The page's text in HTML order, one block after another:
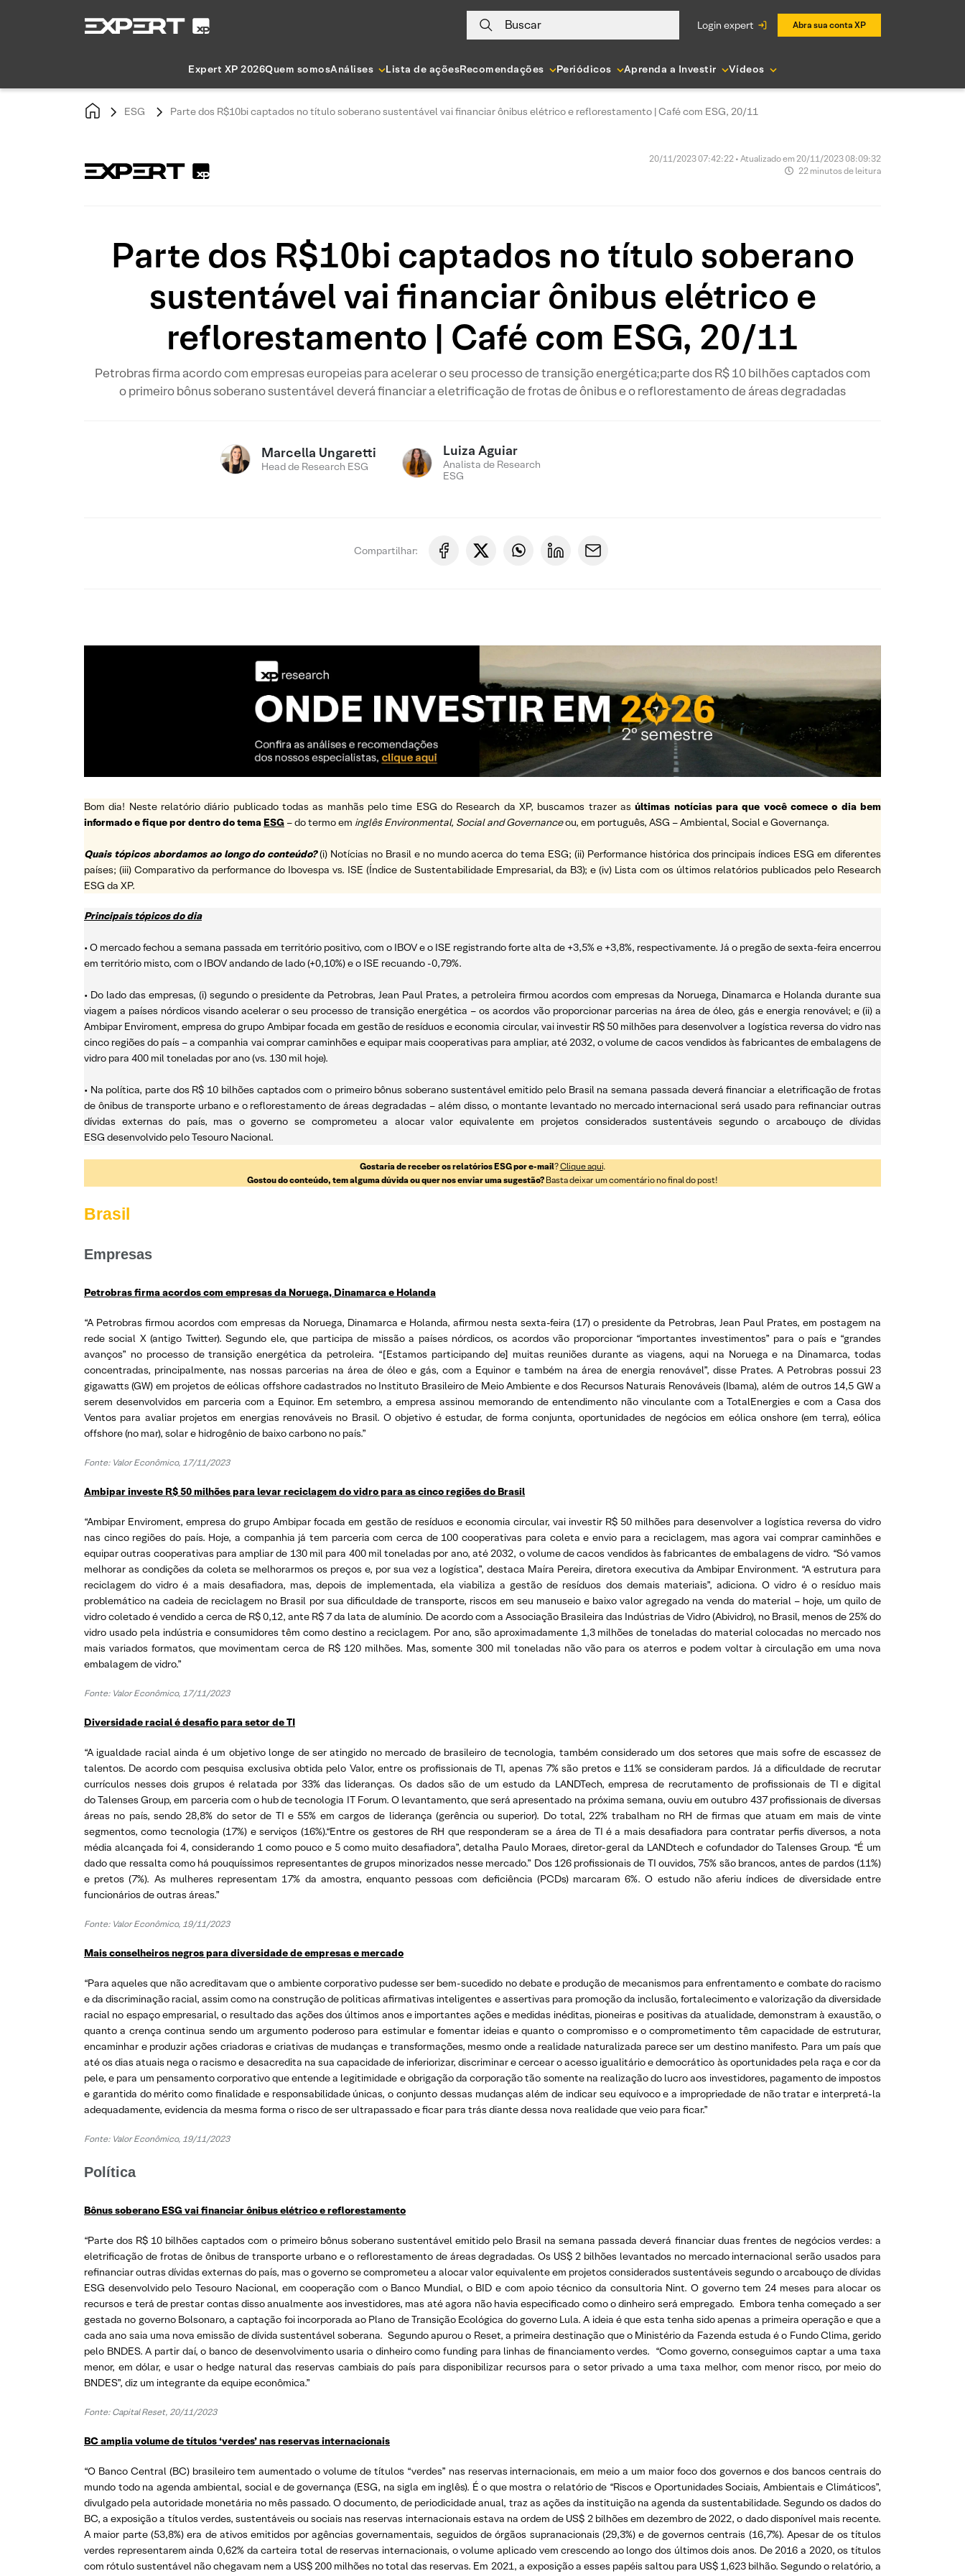
Buscar login expert Abra sua conta XP
Expert XP 2026Quem somosAnálises Lista de açõesRecomendações Periódicos Aprenda a Investir Vídeos
ESG Parte dos R$10bi captados no título soberano sustentável vai financiar ônibus elétrico e reflorestamento | Café com ESG, 20/11
20/11/2023 07:42:22 • Atualizado em 20/11/2023 08:09:32
22 minutos de leitura
Parte dos R$10bi captados no título soberano
sustentável vai financiar ônibus elétrico e
reflorestamento | Café com ESG, 20/11
Petrobras firma acordo com empresas europeias para acelerar o seu processo de transição energética;parte dos R$ 10 bilhões captados com
o primeiro bônus soberano sustentável deverá financiar a eletrificação de frotas de ônibus e o reflorestamento de áreas degradadas
Marcella Ungaretti
Head de Research ESG
Luiza Aguiar
Analista de Research
ESG
Compartilhar:
Bom dia! Neste relatório diário publicado todas as manhãs pelo time ESG do Research da XP, buscamos trazer asúltimas notícias para que você comece o dia bem
informado e fique por dentro do tema ESG – do termo em inglês Environmental, Social and Governanceou, em português, ASG – Ambiental, Social e Governança.
Quais tópicos abordamos ao longo do conteúdo? (i) Notícias no Brasil e no mundo acerca do tema ESG; (ii) Performance histórica dos principais índices ESG em diferentes
países; (iii) Comparativo da performance do Ibovespa vs. ISE (Índice de Sustentabilidade Empresarial, da B3); e (iv) Lista com os últimos relatórios publicados pelo Research
ESG da XP.
Principais tópicos do dia
• O mercado fechou a semana passada em território positivo, com o IBOV e o ISE registrando forte alta de +3,5% e +3,8%, respectivamente. Já o pregão de sexta-feira encerrou
em território misto, com o IBOV andando de lado (+0,10%) e o ISE recuando -0,79%.
• Do lado das empresas, (i) segundo o presidente da Petrobras, Jean Paul Prates, a petroleira firmou acordos com empresas da Noruega, Dinamarca e Holanda durante sua
viagem a países nórdicos visando acelerar o seu processo de transição energética – os acordos vão proporcionar parcerias na área de óleo, gás e energia renovável; e (ii) a
Ambipar Enviroment, empresa do grupo Ambipar focada em gestão de resíduos e economia circular, vai investir R$ 50 milhões para desenvolver a logística reversa do vidro nas
cinco regiões do país – a companhia vai comprar caminhões e equipar mais cooperativas para ampliar, até 2032, o volume de cacos vendidos às fabricantes de embalagens de
vidro para 400 mil toneladas por ano (vs. 130 mil hoje).
• Na política, parte dos R$ 10 bilhões captados com o primeiro bônus soberano sustentável emitido pelo Brasil na semana passada deverá financiar a eletrificação de frotas
de ônibus de transporte urbano e o reflorestamento de áreas degradadas – além disso, o montante levantado no mercado internacional será usado para refinanciar outras
dívidas externas do país, mas o governo se comprometeu a alocar valor equivalente em projetos considerados sustentáveis segundo o arcabouço de dívidas
ESG desenvolvido pelo Tesouro Nacional.
Gostaria de receber os relatórios ESG por e-mail?Clique aqui.
Gostou do conteúdo, tem alguma dúvida ou quer nos enviar uma sugestão? Basta deixar um comentário no final do post!
Brasil
Empresas
Petrobras firma acordos com empresas da Noruega, Dinamarca e Holanda
“A Petrobras firmou acordos com empresas da Noruega, Dinamarca e Holanda, afirmou nesta sexta-feira (17) o presidente da Petrobras, Jean Paul Prates, em postagem na
rede social X (antigo Twitter). Segundo ele, que participa de missão a países nórdicos, os acordos vão proporcionar “importantes investimentos” para o país e “grandes
avanços” no processo de transição energética da petroleira. “[Estamos participando de] muitas reuniões durante as viagens, aqui na Noruega e na Dinamarca, todas
concentradas, principalmente, nas nossas parcerias na área de óleo e gás, com a Equinor e também na área de energia renovável”, disse Prates. A Petrobras possui 23
gigawatts (GW) em projetos de eólicas offshore cadastrados no Instituto Brasileiro de Meio Ambiente e dos Recursos Naturais Renováveis (Ibama), além de outros 14,5 GW a
serem desenvolvidos em parceria com a Equinor. Em setembro, a empresa assinou memorando de entendimento não vinculante com a TotalEnergies e com a Casa dos
Ventos para avaliar projetos em energias renováveis no Brasil. O objetivo é estudar, de forma conjunta, oportunidades de negócios em eólica onshore (em terra), eólica
offshore (no mar), solar e hidrogênio de baixo carbono no país.”
Fonte: Valor Econômico, 17/11/2023
Ambipar investe R$ 50 milhões para levar reciclagem do vidro para as cinco regiões do Brasil
“Ambipar Enviroment, empresa do grupo Ambipar focada em gestão de resíduos e economia circular, vai investir R$ 50 milhões para desenvolver a logística reversa do vidro
nas cinco regiões do país. Hoje, a companhia já tem parceria com cerca de 100 cooperativas para coleta e envio para a reciclagem, mas agora vai comprar caminhões e
equipar outras cooperativas para ampliar de 130 mil para 400 mil toneladas por ano, até 2032, o volume de cacos vendidos às fabricantes de embalagens de vidro. “Só vamos
melhorar as condições da coleta se melhorarmos os preços e, por sua vez a logística”, destaca Maíra Pereira, diretora executiva da Ambipar Environment. “A estrutura para
reciclagem do vidro é a mais desafiadora, mas, depois de implementada, ela viabiliza a gestão de resíduos dos demais materiais”, adiciona. O vidro é o resíduo mais
problemático na cadeia de reciclagem no Brasil por sua dificuldade de transporte, riscos em seu manuseio e baixo valor agregado na venda do material – hoje, um quilo de
vidro coletado é vendido a cerca de R$ 0,12, ante R$ 7 da lata de alumínio. De acordo com a Associação Brasileira das Indústrias de Vidro (Abividro), no Brasil, menos de 25% do
vidro usado pela indústria e consumidores têm como destino a reciclagem. Por ano, são aproximadamente 1,3 milhões de toneladas do material colocadas no mercado nos
mais variados formatos, que movimentam cerca de R$ 120 milhões. Mas, somente 300 mil toneladas não vão para os aterros e podem voltar à circulação em uma nova
embalagem de vidro.”
Fonte: Valor Econômico, 17/11/2023
Diversidade racial é desafio para setor de TI
“A igualdade racial ainda é um objetivo longe de ser atingido no mercado de brasileiro de tecnologia, também considerado um dos setores que mais sofre de escassez de
talentos. De acordo com pesquisa exclusiva obtida pelo Valor, entre os profissionais de TI, apenas 7% são pretos e 11% se consideram pardos. Já a dificuldade de recrutar
currículos nesses dois grupos é relatada por 33% das lideranças. Os dados são de um estudo da LANDTech, empresa de recrutamento de profissionais de TI e digital
do Talenses Group, em parceria com o hub de tecnologia IT Forum. O levantamento, que será apresentado na próxima semana, ouviu em outubro 437 profissionais de diversas
áreas no país, sendo 28,8% do setor de TI e 55% em cargos de liderança (gerência ou superior). Do total, 22% trabalham no RH de firmas que atuam em mais de vinte
segmentos, como tecnologia (17%) e serviços (16%).“Entre os gestores de RH que responderam se a área de TI é a mais desafiadora para contratar perfis diversos, a nota
média alcançada foi 4, considerando 1 como pouco e 5 como muito desafiadora”, detalha Paulo Moraes, diretor-geral da LANDtech e cofundador do Talenses Group. “É um
dado que ressalta como há pouquíssimos representantes de grupos minorizados nesse mercado.” Dos 126 profissionais de TI ouvidos, 75% são brancos, antes de pardos (11%)
e pretos (7%). As mulheres representam 17% da amostra, enquanto pessoas com deficiência (PCDs) marcaram 6%. O estudo não aferiu índices de diversidade entre
funcionários de outras áreas.”
Fonte: Valor Econômico, 19/11/2023
Mais conselheiros negros para diversidade de empresas e mercado
“Para aqueles que não acreditavam que o ambiente corporativo pudesse ser bem-sucedido no debate e produção de mecanismos para enfrentamento e combate do racismo
e da discriminação racial, assim como na construção de politicas afirmativas inteligentes e assertivas para promoção da inclusão, fortalecimento e valorização da diversidade
racial no espaço empresarial, o resultado das ações dos últimos anos e importantes ações e medidas inéditas, pioneiras e positivas da atualidade, demonstram à exaustão, o
quanto a crença continua sendo um argumento poderoso para estimular e fomentar ideias e quanto o compromisso e o comprometimento têm capacidade de estruturar,
encaminhar e produzir ações criadoras e criativas de mudanças e transformações, mesmo onde a realidade naturalizada parece ser um destino manifesto. Para um país que
até os dias atuais nega o racismo e desacredita na sua capacidade de inferiorizar, discriminar e cercear o acesso igualitário e democrático às oportunidades pela raça e cor da
pele, e para um pensamento corporativo que entende a legitimidade e obrigação da corporação tão somente na realização do lucro aos investidores, pagamento de impostos
e garantida do mérito como finalidade e responsabilidade únicas, o conjunto dessas mudanças além de indicar seu equívoco e a impropriedade de não tratar e interpretá-la
adequadamente, evidencia da mesma forma o risco de ser ultrapassado e ficar para trás diante dessa nova realidade que veio para ficar.”
Fonte: Valor Econômico, 19/11/2023
Política
Bônus soberano ESG vai financiar ônibus elétrico e reflorestamento
“Parte dos R$ 10 bilhões captados com o primeiro bônus soberano sustentável emitido pelo Brasil na semana passada deverá financiar duas frentes de negócios verdes: a
eletrificação de frotas de ônibus de transporte urbano e o reflorestamento de áreas degradadas. Os US$ 2 bilhões levantados no mercado internacional serão usados para
refinanciar outras dívidas externas do país, mas o governo se comprometeu a alocar valor equivalente em projetos considerados sustentáveis segundo o arcabouço de dívidas
ESG desenvolvido pelo Tesouro Nacional, em cooperação com o Banco Mundial, o BID e com apoio técnico da consultoria Nint. O governo tem 24 meses para alocar os
recursos e terá de prestar contas disso anualmente aos investidores, mas até agora não havia especificado como o dinheiro será empregado. Embora tenha começado a ser
gestada no governo Bolsonaro, a captação foi incorporada ao Plano de Transição Ecológica do governo Lula. A ideia é que esta tenha sido apenas a primeira operação e que a
cada ano saia uma nova emissão de dívida sustentável soberana. Segundo apurou o Reset, a primeira destinação que o Ministério da Fazenda estuda é o Fundo Clima, gerido
pelo BNDES. A partir daí, o banco de desenvolvimento usaria o dinheiro como funding para linhas de financiamento verdes. “Como governo, conseguimos captar a uma taxa
menor, em dólar, e usar o hedge natural das reservas cambiais do país para disponibilizar recursos para o setor privado a uma taxa melhor, com menor risco, por meio do
BNDES”, diz um integrante da equipe econômica.”
Fonte: Capital Reset, 20/11/2023
BC amplia volume de títulos ‘verdes’ nas reservas internacionais
“O Banco Central (BC) brasileiro tem aumentado o volume de títulos “verdes” nas reservas internacionais, em meio a um maior foco dos governos e dos bancos centrais do
mundo todo na agenda ambiental, social e de governança (ESG, na sigla em inglês). É o que mostra o relatório de “Riscos e Oportunidades Sociais, Ambientais e Climáticos”,
divulgado pela autoridade monetária no mês passado. O documento, de periodicidade anual, traz as ações da instituição na agenda da sustentabilidade. Segundo os dados do
BC, a exposição a títulos verdes, sustentáveis ou sociais nas reservas internacionais estava na ordem de US$ 2 bilhões em dezembro de 2022, o dado disponível mais recente.
A maior parte (53,8%) era de ativos emitidos por agências governamentais, seguidos de órgãos supranacionais (29,3%) e de governos centrais (16,7%). Apesar de os títulos
verdes representarem ainda 0,62% da carteira total de reservas internacionais, o volume aplicado vem crescendo ao longo dos últimos dois anos. De 2016 a 2020, os títulos
com rótulo sustentável não chegavam nem a US$ 200 milhões no total das reservas. Em 2021, a exposição a esses papéis saltou para US$ 1,623 bilhão. Segundo o relatório, a